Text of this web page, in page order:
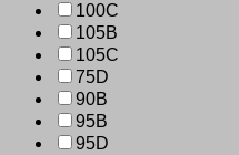
100C
105B
105C
75D
90B
95B
95D